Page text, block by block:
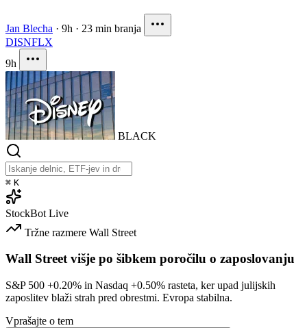
Jan Blecha · 9h · 23 min branja
DISNFLX
9h
BLACK
⌘ K
StockBot Live
Tržne razmere Wall Street
Wall Street višje po šibkem poročilu o zaposlovanju
S&P 500 +0.20% in Nasdaq +0.50% rasteta, ker upad julijskih
zaposlitev blaži strah pred obrestmi. Evropa stabilna.
Vprašajte o tem